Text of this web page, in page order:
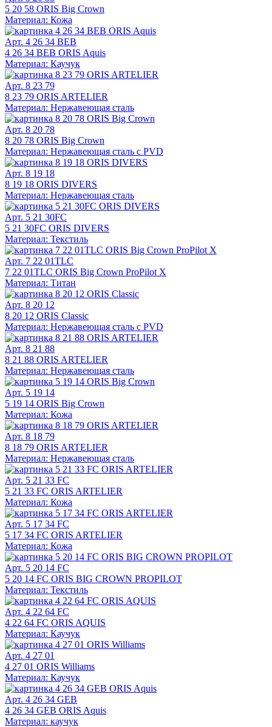
5 20 58 ORIS Big Crown
Материал: Кожа
Арт. 4 26 34 BEB
4 26 34 BEB ORIS Aquis
Материал: Каучук
Арт. 8 23 79
8 23 79 ORIS ARTELIER
Материал: Нержавеющая сталь
Арт. 8 20 78
8 20 78 ORIS Big Crown
Материал: Нержавеющая сталь с PVD
Арт. 8 19 18
8 19 18 ORIS DIVERS
Материал: Нержавеющая сталь
Арт. 5 21 30FC
5 21 30FC ORIS DIVERS
Материал: Текстиль
Арт. 7 22 01TLC
7 22 01TLC ORIS Big Crown ProPilot X
Материал: Титан
Арт. 8 20 12
8 20 12 ORIS Classic
Материал: Нержавеющая сталь с PVD
Арт. 8 21 88
8 21 88 ORIS ARTELIER
Материал: Нержавеющая сталь
Арт. 5 19 14
5 19 14 ORIS Big Crown
Материал: Кожа
Арт. 8 18 79
8 18 79 ORIS ARTELIER
Материал: Нержавеющая сталь
Арт. 5 21 33 FC
5 21 33 FC ORIS ARTELIER
Материал: Кожа
Арт. 5 17 34 FC
5 17 34 FC ORIS ARTELIER
Материал: Кожа
Арт. 5 20 14 FC
5 20 14 FC ORIS BIG CROWN PROPILOT
Материал: Текстиль
Арт. 4 22 64 FC
4 22 64 FC ORIS AQUIS
Материал: Каучук
Арт. 4 27 01
4 27 01 ORIS Williams
Материал: Каучук
Арт. 4 26 34 GEB
4 26 34 GEB ORIS Aquis
Материал: каучук